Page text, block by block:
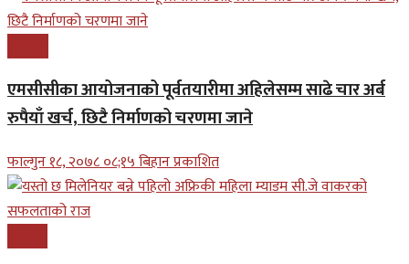
एमसीसीका आयोजनाको पूर्वतयारीमा अहिलेसम्म साढे चार अर्ब
रुपैयाँ खर्च, छिटै निर्माणको चरणमा जाने
फाल्गुन १८, २०७८ ०८;१५ बिहान प्रकाशित